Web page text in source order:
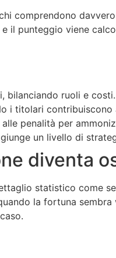
comprendono
il punteggio viene
bilanciando ruoli e costi.
i titolari contribuiscono
penalità per
un livello di
diventa
statistico come
la fortuna sembra